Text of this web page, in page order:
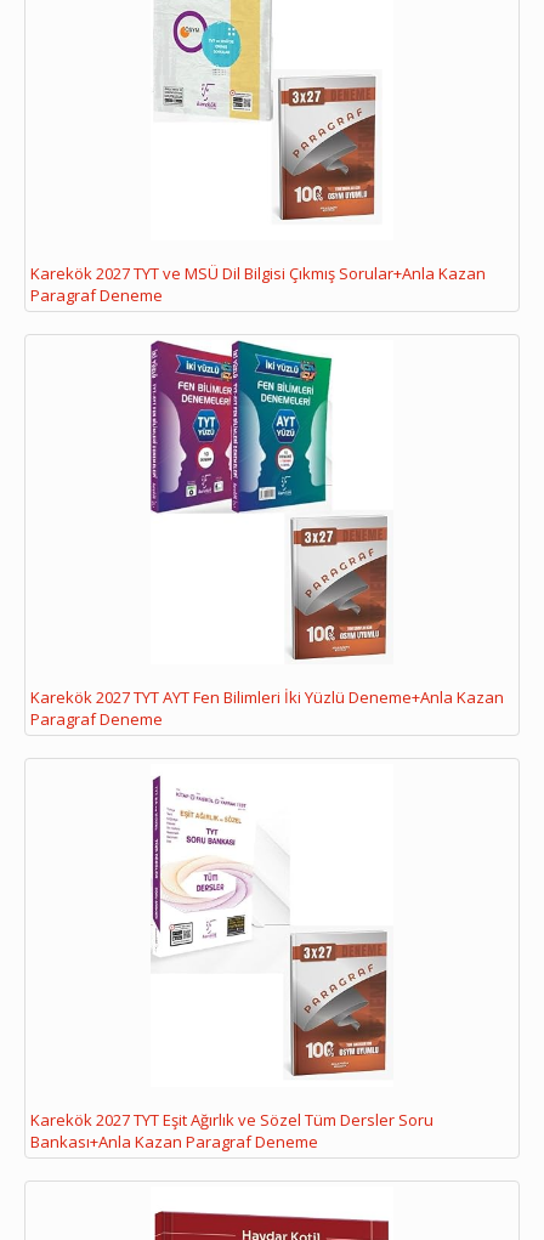
Karekök 2027 TYT ve MSÜ Dil Bilgisi Çıkmış Sorular+Anla Kazan
Paragraf Deneme
Karekök 2027 TYT AYT Fen Bilimleri İki Yüzlü Deneme+Anla Kazan
Paragraf Deneme
Karekök 2027 TYT Eşit Ağırlık ve Sözel Tüm Dersler Soru
Bankası+Anla Kazan Paragraf Deneme